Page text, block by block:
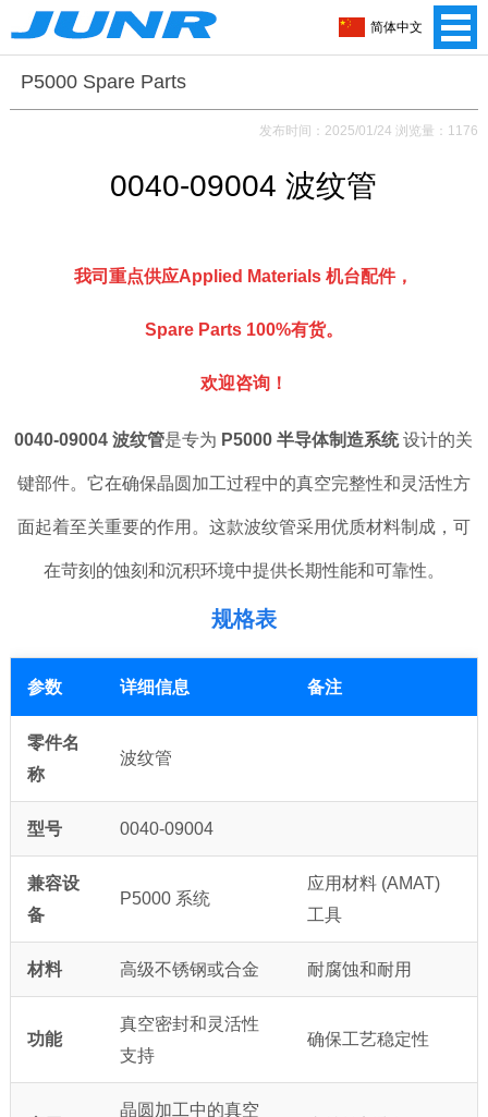
P5000 Spare Parts
发布时间：2025/01/24 浏览量：1176
0040-09004 波纹管
我司重点供应Applied Materials 机台配件，
Spare Parts 100%有货。
欢迎咨询！
0040-09004 波纹管是专为 P5000 半导体制造系统设计的关
键部件。它在确保晶圆加工过程中的真空完整性和灵活性方
面起着至关重要的作用。这款波纹管采用优质材料制成，可
在苛刻的蚀刻和沉积环境中提供长期性能和可靠性。
规格表
参数 详细信息 备注
零件名
称
波纹管
型号 0040-09004
兼容设
备
P5000 系统
应用材料 (AMAT)
工具
材料 高级不锈钢或合金 耐腐蚀和耐用
功能
真空密封和灵活性
支持
确保工艺稳定性
晶圆加工中的真空
简体中文